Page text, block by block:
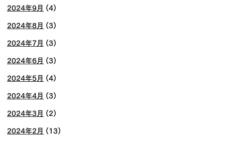
2024年9月 (4)
2024年8月 (3)
2024年7月 (3)
2024年6月 (3)
2024年5月 (4)
2024年4月 (3)
2024年3月 (2)
2024年2月 (13)